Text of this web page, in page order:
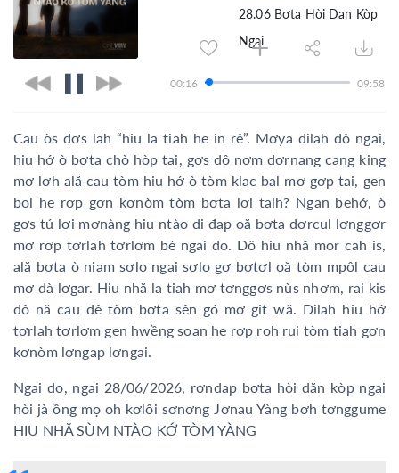
28.06 Bơta Hòi Dan Kòp
Ngai
00:16 09:58
Cau òs đơs lah “hiu la tiah he in rê”. Mơya dilah dô ngai,
hiu hớ ò bơta chò hòp tai, gơs dô nơm dơrnang cang king
mơ lơh ală cau tòm hiu hớ ò tòm klac bal mơ gơp tai, gen
bol he rơp gơn kơnòm tòm bơta lơi taih? Ngan behớ, ò
gơs tú lơi mơnàng hiu ntào di đap oă bơta dơrcul lơnggơr
mơ rơp tơrlah tơrlơm bè ngai do. Dô hiu nhă mor cah is,
ală bơta ò niam sơlo ngai sơlo gơ bơtơl oă tòm mpôl cau
mơ dà lơgar. Hiu nhă la tiah mơ tơnggơs nùs nhơm, rai kis
dô nă cau dê tòm bơta sên gó mơ git wă. Dilah hiu hớ
tơrlah tơrlơm gen hwềng soan he rơp roh rui tòm tiah gơn
kơnòm lơngap lơngai.
Ngai do, ngai 28/06/2026, rơndap bơta hòi dăn kòp ngai
hòi jà ồng mọ oh kơlôi sơnơng Jơnau Yàng bơh tơnggume
HIU NHĂ SÙM NTÀO KỚ TÒM YÀNG